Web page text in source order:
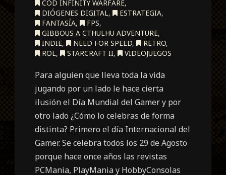
COD INFINITY WARFARE,
DIÓGENES DIGITAL, ESTRATEGIA,
FANTASÍA, FPS,
GIBBOUS A CTHULHU ADVENTURE,
INDIE, NEED FOR SPEED, RETRO,
ROL, STARCRAFT II, VIDEOJUEGOS
Para alguien que lleva toda la vida
jugando por un lado le hace cierta
ilusión el Día Mundial del Gamer y por
otro lado ¿Cómo lo celebras de forma
distinta? Primero el día Internacional del
Gamer. Se celebra todos los 29 de Agosto
porque hace once años las revistas
PCMania, PlayMania y HobbyConsolas